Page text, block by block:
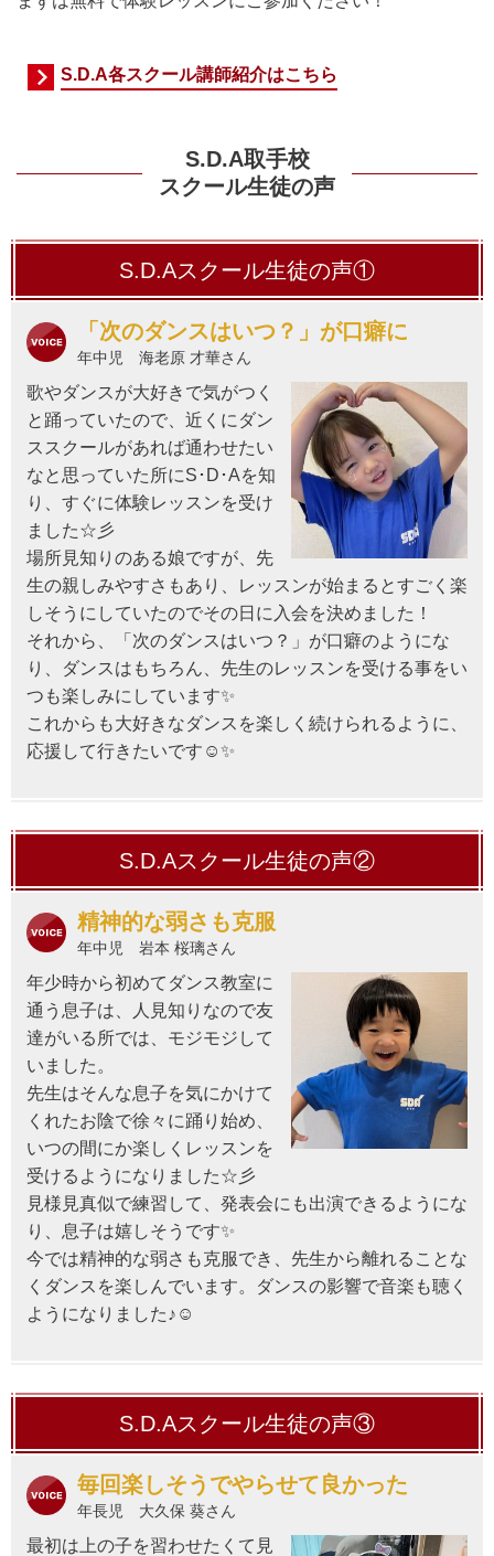
S.D.A各スクール講師紹介はこちら
S.D.A取手校
スクール生徒の声
S.D.Aスクール生徒の声①
「次のダンスはいつ？」が口癖に
年中児 海老原 才華さん
歌やダンスが大好きで気がつく
と踊っていたので、近くにダン
ススクールがあれば通わせたい
なと思っていた所にS･D･Aを知
り、すぐに体験レッスンを受け
ました☆彡
場所見知りのある娘ですが、先
生の親しみやすさもあり、レッスンが始まるとすごく楽
しそうにしていたのでその日に入会を決めました！
それから、「次のダンスはいつ？」が口癖のようにな
り、ダンスはもちろん、先生のレッスンを受ける事をい
つも楽しみにしています✨
これからも大好きなダンスを楽しく続けられるように、
応援して行きたいです ☺️✨
S.D.Aスクール生徒の声②
精神的な弱さも克服
年中児 岩本 桜璃さん
年少時から初めてダンス教室に
通う息子は、人見知りなので友
達がいる所では、モジモジして
いました。
先生はそんな息子を気にかけて
くれたお陰で徐々に踊り始め、
いつの間にか楽しくレッスンを
受けるようになりました☆彡
見様見真似で練習して、発表会にも出演できるようにな
り、息子は嬉しそうです✨
今では精神的な弱さも克服でき、先生から離れることな
くダンスを楽しんでいます。ダンスの影響で音楽も聴く
ようになりました♪ ☺️
S.D.Aスクール生徒の声③
毎回楽しそうでやらせて良かった
年長児 大久保 葵さん
最初は上の子を習わせたくて見